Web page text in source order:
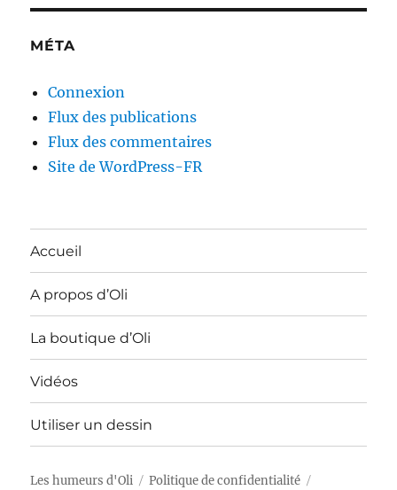
MÉTA
Connexion
Flux des publications
Flux des commentaires
Site de WordPress-FR
Accueil
A propos d’Oli
La boutique d’Oli
Vidéos
Utiliser un dessin
Les humeurs d'Oli Politique de confidentialité